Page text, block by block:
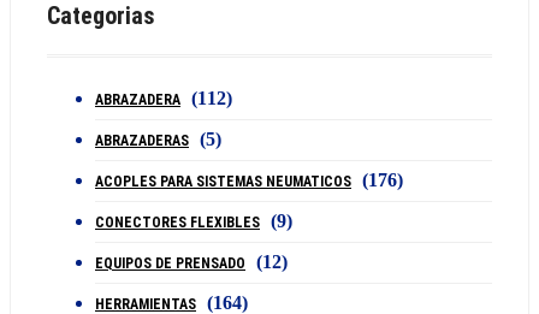
Categorias
ABRAZADERA (112)
ABRAZADERAS (5)
ACOPLES PARA SISTEMAS NEUMATICOS (176)
CONECTORES FLEXIBLES (9)
EQUIPOS DE PRENSADO (12)
HERRAMIENTAS (164)